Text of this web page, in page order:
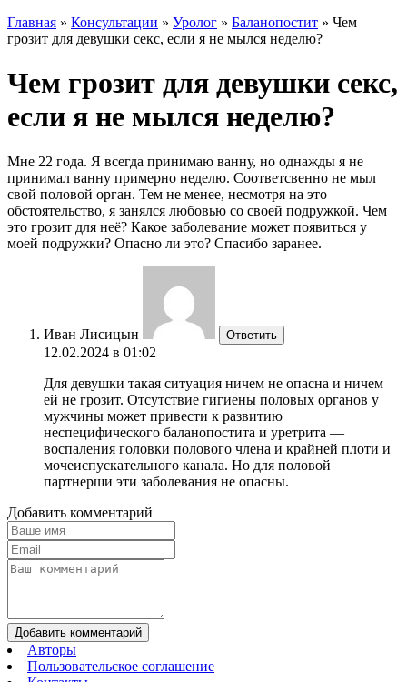
Главная » Консультации » Уролог » Баланопостит » Чем
грозит для девушки секс, если я не мылся неделю?
Чем грозит для девушки секс,
если я не мылся неделю?
Мне 22 года. Я всегда принимаю ванну, но однажды я не
принимал ванну примерно неделю. Соответсвенно не мыл
свой половой орган. Тем не менее, несмотря на это
обстоятельство, я занялся любовью со своей подружкой. Чем
это грозит для неё? Какое заболевание может появиться у
моей подружки? Опасно ли это? Спасибо заранее.
Иван Лисицын Ответить
12.02.2024 в 01:02
Для девушки такая ситуация ничем не опасна и ничем
ей не грозит. Отсутствие гигиены половых органов у
мужчины может привести к развитию
неспецифического баланопостита и уретрита —
воспаления головки полового члена и крайней плоти и
мочеиспускательного канала. Но для половой
партнерши эти заболевания не опасны.
Добавить комментарий
Добавить комментарий
Авторы
Пользовательское соглашение